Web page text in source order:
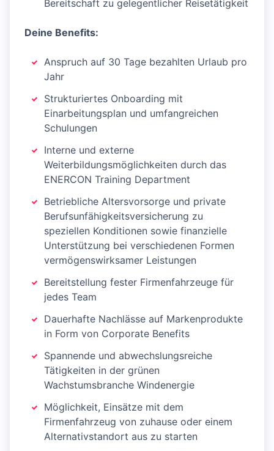
Bereitschaft zu gelegentlicher Reisetätigkeit
Deine Benefits:
Anspruch auf 30 Tage bezahlten Urlaub pro
Jahr
Strukturiertes Onboarding mit
Einarbeitungsplan und umfangreichen
Schulungen
Interne und externe
Weiterbildungsmöglichkeiten durch das
ENERCON Training Department
Betriebliche Altersvorsorge und private
Berufsunfähigkeitsversicherung zu
speziellen Konditionen sowie finanzielle
Unterstützung bei verschiedenen Formen
vermögenswirksamer Leistungen
Bereitstellung fester Firmenfahrzeuge für
jedes Team
Dauerhafte Nachlässe auf Markenprodukte
in Form von Corporate Benefits
Spannende und abwechslungsreiche
Tätigkeiten in der grünen
Wachstumsbranche Windenergie
Möglichkeit, Einsätze mit dem
Firmenfahrzeug von zuhause oder einem
Alternativstandort aus zu starten